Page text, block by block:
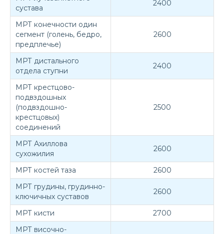
сустава
2400
МРТ конечности один
сегмент (голень, бедро,
предплечье)
2600
МРТ дистального
отдела ступни
2400
МРТ крестцово-
подвздошных
(подвздошно-
крестцовых)
соединений
2500
МРТ Ахиллова
сухожилия
2600
МРТ костей таза
2600
МРТ грудины, грудинно-
ключичных суставов
2600
МРТ кисти
2700
МРТ височно-